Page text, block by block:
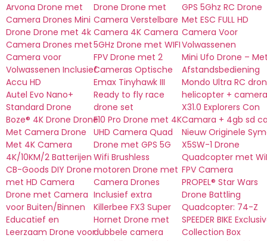
Arvona Drone met
Camera Drones Mini
Drone Drone met 4k
Camera Drones met
Camera voor
Volwassenen Inclusief
Accu HD
Autel Evo Nano+
Standard Drone
Boze® 4K Drone Drone
Met Camera Drone
Met 4K Camera
4K/10KM/2 Batterijen
CB-Goods DIY Drone
met HD Camera
Drone met Camera
voor Buiten/Binnen
Educatief en
Leerzaam Drone voor
Drone Drone met
Camera Verstelbare
Camera 4K Camera
5GHz Drone met WIFI
FPV Drone met 2
Cameras Optische
Emax Tinyhawk III
Ready to fly race
drone set
F10 Pro Drone met 4K
UHD Camera Quad
Drone met GPS 5G
Wifi Brushless
motoren Drone met
Camera Drones
Inclusief extra
Killerbee FX3 Super
Hornet Drone met
dubbele camera
GPS 5Ghz RC Drone
Met ESC FULL HD
Camera Voor
Volwassenen
Mini Ufo Drone –
Afstandsbediening
Mondo Ultra RC
helicopter + camera
X31.0 Explorers Con
Camara + 4gb sd
Nieuw Originele
X5SW-1 Drone
Quadcopter met
FPV Camera
PROPEL® Star Wars
Drone Battling
Quadcopter: 74-Z
SPEEDER BIKE
Collection Box